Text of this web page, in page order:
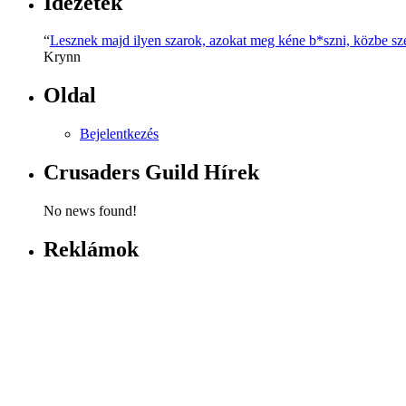
“Lesznek majd ilyen szarok, azokat meg kéne b*szni, közbe
Krynn
Oldal
Bejelentkezés
Crusaders Guild Hírek
No news found!
Reklámok